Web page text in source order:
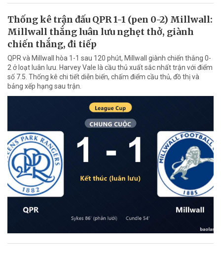
Thống kê trận đấu QPR 1-1 (pen 0-2) Millwall:
Millwall thắng luân lưu nghẹt thở, giành
chiến thắng, đi tiếp
QPR và Millwall hòa 1-1 sau 120 phút, Millwall giành chiến thắng 0-
2 ở loạt luân lưu. Harvey Vale là cầu thủ xuất sắc nhất trận với điểm
số 7.5. Thống kê chi tiết diễn biến, chấm điểm cầu thủ, đồ thị và
bảng xếp hạng sau trận.